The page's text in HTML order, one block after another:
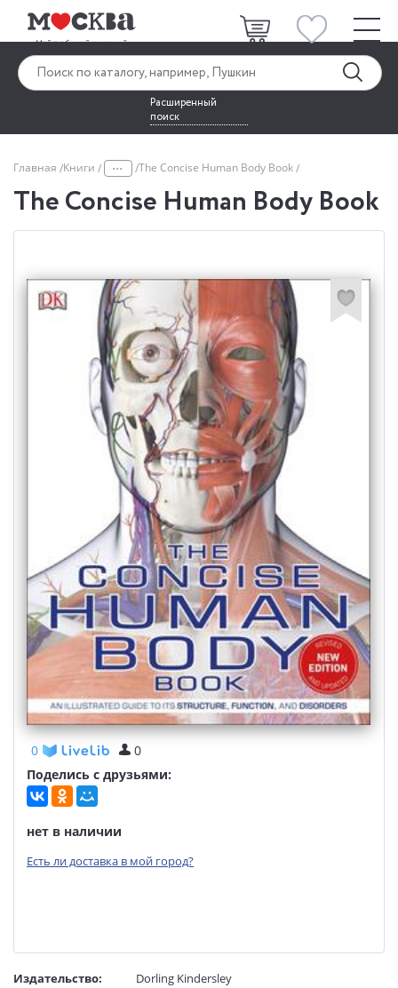
Расширенный
поиск
Главная Книги ... The Concise Human Body Book
The Concise Human Body Book
0
0
Поделись с друзьями:
нет в наличии
Есть ли доставка в мой город?
Издательство:
Dorling Kindersley